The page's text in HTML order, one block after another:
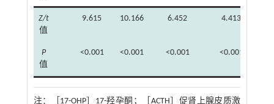
Z/t
值
9.615 10.166 6.452 4.413
P
值
<0.001 <0.001 <0.001 <0.001
注：
［17-OHP］17-羟孕酮；［ACTH］促肾上腺皮质激